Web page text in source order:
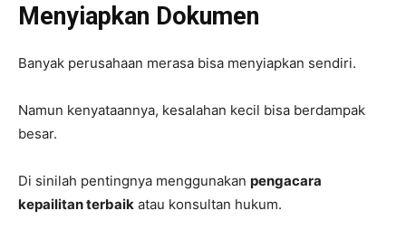
Menyiapkan Dokumen
Banyak perusahaan merasa bisa menyiapkan sendiri.
Namun kenyataannya, kesalahan kecil bisa berdampak
besar.
Di sinilah pentingnya menggunakan pengacara
kepailitan terbaik atau konsultan hukum.